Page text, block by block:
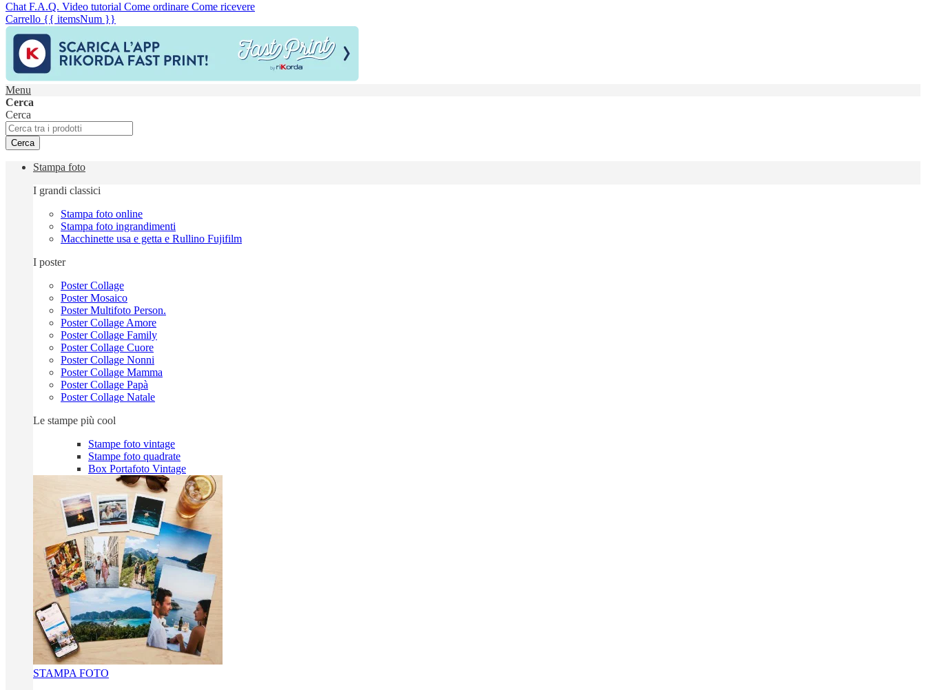
Chat F.A.Q. Video tutorial Come ordinare Come ricevere
Carrello {{ itemsNum }}
Menu
Cerca
Cerca
Cerca
Stampa foto
I grandi classici
Stampa foto online
Stampa foto ingrandimenti
Macchinette usa e getta e Rullino Fujifilm
I poster
Poster Collage
Poster Mosaico
Poster Multifoto Person.
Poster Collage Amore
Poster Collage Family
Poster Collage Cuore
Poster Collage Nonni
Poster Collage Mamma
Poster Collage Papà
Poster Collage Natale
Le stampe più cool
Stampe foto vintage
Stampe foto quadrate
Box Portafoto Vintage
STAMPA FOTO